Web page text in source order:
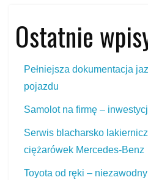
Ostatnie
Pełniejsza dokumentacja
pojazdu
Samolot na firmę –
Serwis blacharsko
ciężarówek Mercedes‑Benz
Toyota od ręki –